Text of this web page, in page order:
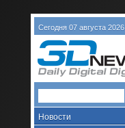
Сегодня 07 августа 2026
Новости